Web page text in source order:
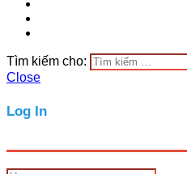
Tìm kiếm cho:
Close
Log In